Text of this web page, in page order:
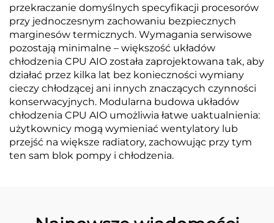
przekraczanie domyślnych specyfikacji procesorów
przy jednoczesnym zachowaniu bezpiecznych
marginesów termicznych. Wymagania serwisowe
pozostają minimalne – większość układów
chłodzenia CPU AIO została zaprojektowana tak, aby
działać przez kilka lat bez konieczności wymiany
cieczy chłodzącej ani innych znaczących czynności
konserwacyjnych. Modularna budowa układów
chłodzenia CPU AIO umożliwia łatwe uaktualnienia:
użytkownicy mogą wymieniać wentylatory lub
przejść na większe radiatory, zachowując przy tym
ten sam blok pompy i chłodzenia.